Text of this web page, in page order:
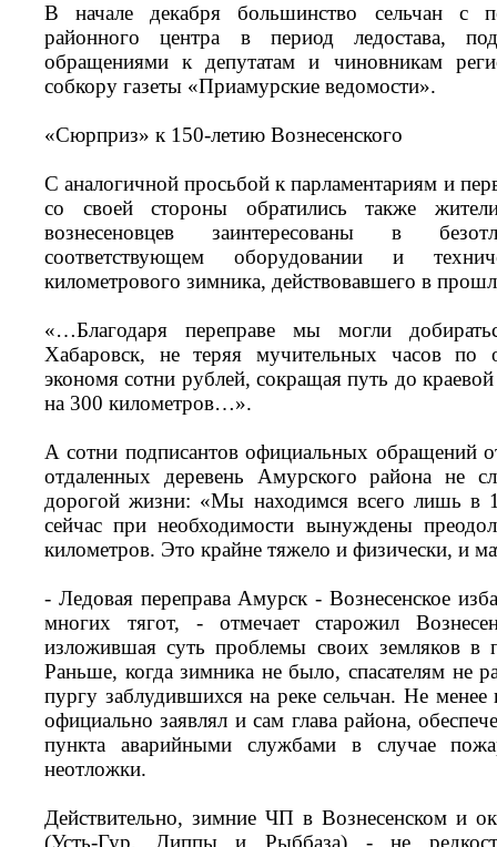
В начале декабря большинство сельчан с
районного центра в период ледостава,
обращениями к депутатам и чиновникам
собкору газеты «Приамурские ведомости».
«Сюрприз» к 150-летию Вознесенского
С аналогичной просьбой к парламентариям и
со своей стороны обратились также
вознесеновцев заинтересованы в
соответствующем оборудовании и
километрового зимника, действовавшего в
«…Благодаря переправе мы могли
Хабаровск, не теряя мучительных часов по
экономя сотни рублей, сокращая путь до
на 300 километров…».
А сотни подписантов официальных обращений
отдаленных деревень Амурского района не
дорогой жизни: «Мы находимся всего лишь в
сейчас при необходимости вынуждены
километров. Это крайне тяжело и физически, и
- Ледовая переправа Амурск - Вознесенское
многих тягот, - отмечает старожил
изложившая суть проблемы своих земляков
Раньше, когда зимника не было, спасателям не
пургу заблудившихся на реке сельчан. Не менее
официально заявлял и сам глава района,
пункта аварийными службами в случае
неотложки.
Действительно, зимние ЧП в Вознесенском и
(Усть-Гур, Диппы и Рыббаза) - не